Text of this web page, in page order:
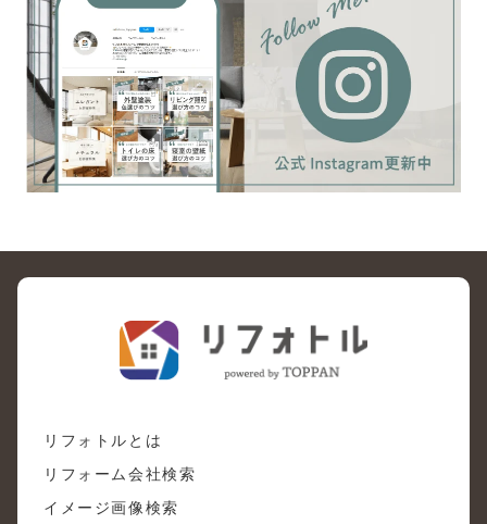
リフォトルとは
リフォーム会社検索
イメージ画像検索